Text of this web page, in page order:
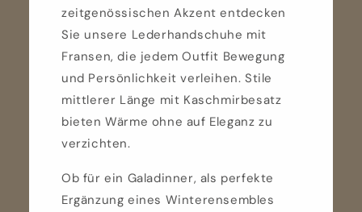
zeitgenössischen Akzent entdecken
Sie unsere Lederhandschuhe mit
Fransen, die jedem Outfit Bewegung
und Persönlichkeit verleihen. Stile
mittlerer Länge mit Kaschmirbesatz
bieten Wärme ohne auf Eleganz zu
verzichten.
Ob für ein Galadinner, als perfekte
Ergänzung eines Winterensembles